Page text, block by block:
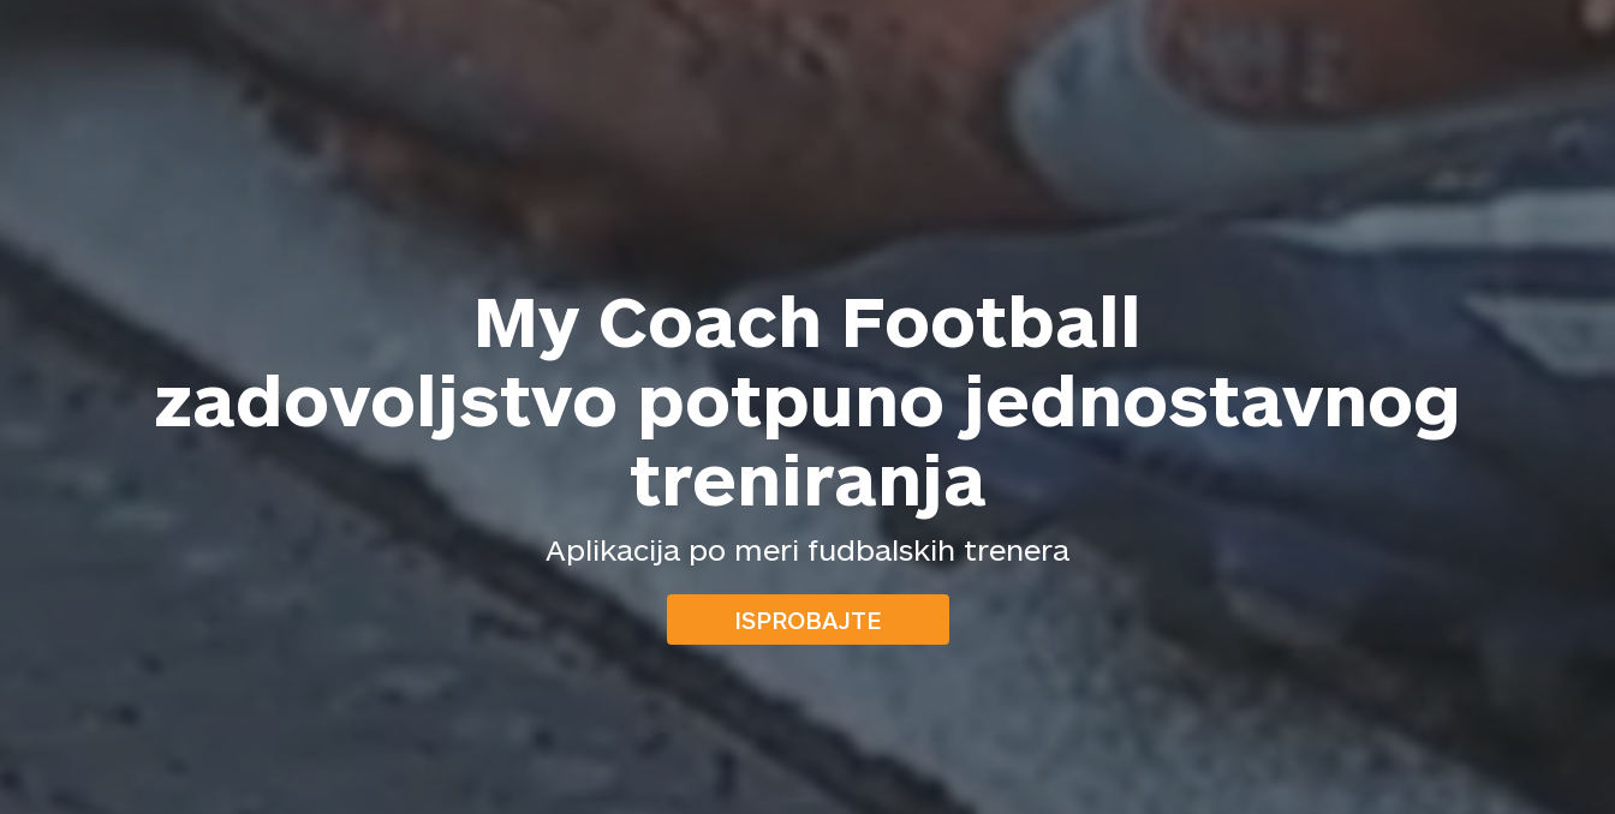
My Coach Football
zadovoljstvo potpuno jednostavnog
treniranja
Aplikacija po meri fudbalskih trenera
ISPROBAJTE